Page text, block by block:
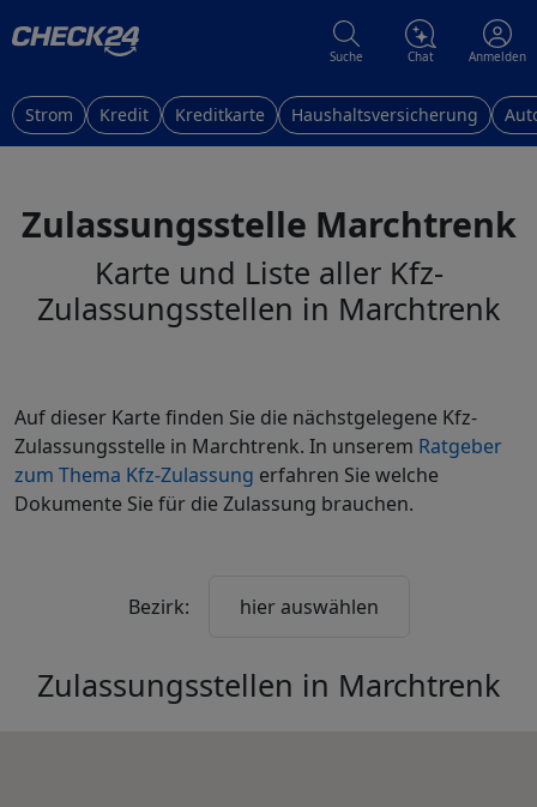
Suche Chat Anmelden
Strom Kredit Kreditkarte Haushaltsversicherung
Zulassungsstelle Marchtrenk
Karte und Liste aller Kfz-
Zulassungsstellen in Marchtrenk
Auf dieser Karte finden Sie die nächstgelegene Kfz-
Zulassungsstelle in Marchtrenk. In unserem Ratgeber
zum Thema Kfz-Zulassung erfahren Sie welche
Dokumente Sie für die Zulassung brauchen.
Bezirk: hier auswählen
Zulassungsstellen in Marchtrenk